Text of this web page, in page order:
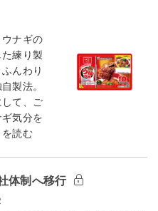
ナギの
練り製
んわり
製法。
て、ご
気分を
読む
体制へ移行